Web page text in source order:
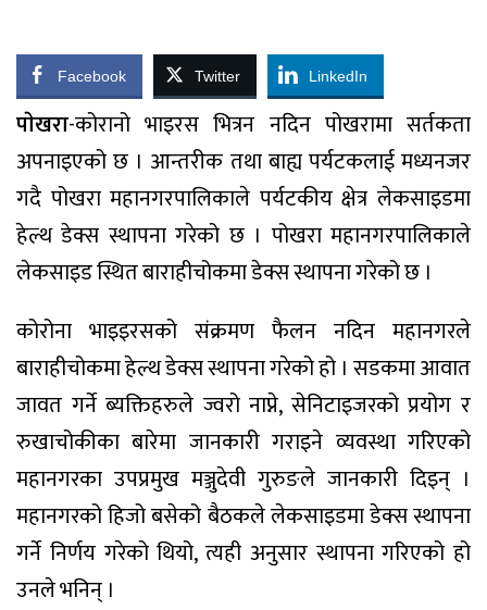
Facebook Twitter LinkedIn
पाेखरा-कोरानो भाइरस भित्रन नदिन पोखरामा सर्तकता
अपनाइएको छ । आन्तरीक तथा बाह्य पर्यटकलाई मध्यनजर
गदै पोखरा महानगरपालिकाले पर्यटकीय क्षेत्र लेकसाइडमा
हेल्थ डेक्स स्थापना गरेको छ । पोखरा महानगरपालिकाले
लेकसाइड स्थित बाराहीचोकमा डेक्स स्थापना गरेको छ ।
कोरोना भाइइरसको संक्रमण फैलन नदिन महानगरले
बाराहीचोकमा हेल्थ डेक्स स्थापना गरेको हो । सडकमा आवात
जावत गर्ने ब्यक्तिहरुले ज्वरो नाप्ने, सेनिटाइजरको प्रयोग र
रुखाचोकीका बारेमा जानकारी गराइने व्यवस्था गरिएको
महानगरका उपप्रमुख मञ्जुदेवी गुरुङले जानकारी दिइन् ।
महानगरको हिजो बसेको बैठकले लेकसाइडमा डेक्स स्थापना
गर्ने निर्णय गरेको थियो, त्यही अनुसार स्थापना गरिएको हो
उनले भनिन् ।